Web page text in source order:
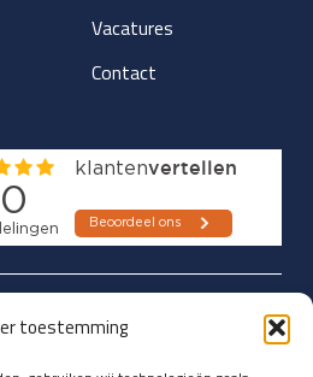
toestemming
Vacatures
Contact
komers